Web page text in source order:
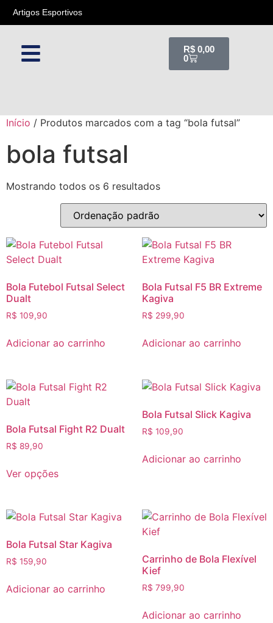
Artigos Esportivos
R$0,00
0
Início / Produtos marcados com a tag “bola futsal”
bola futsal
Mostrando todos os 6 resultados
Bola Futebol Futsal Select
Dualt
R$ 109,90
Adicionar ao carrinho
Bola Futsal F5 BR Extreme
Kagiva
R$ 299,90
Adicionar ao carrinho
Bola Futsal Fight R2 Dualt
R$ 89,90
Ver opções
Bola Futsal Slick Kagiva
R$ 109,90
Adicionar ao carrinho
Bola Futsal Star Kagiva
R$ 159,90
Adicionar ao carrinho
Carrinho de Bola Flexível
Kief
R$ 799,90
Adicionar ao carrinho